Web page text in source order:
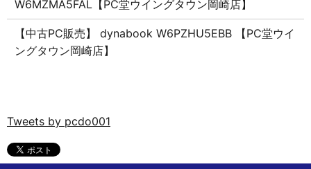
W6MZMA5FAL【PC堂ウイングタウン岡崎店】
【中古PC販売】 dynabook W6PZHU5EBB 【PC堂ウイ
ングタウン岡崎店】
Tweets by pcdo001